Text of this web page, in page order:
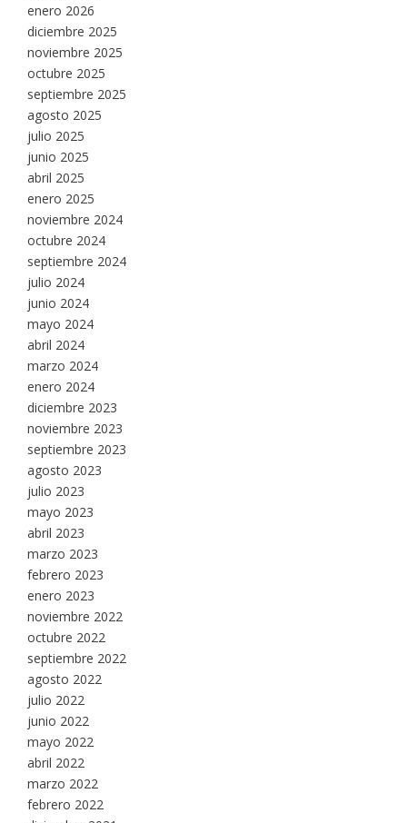
enero 2026
diciembre 2025
noviembre 2025
octubre 2025
septiembre 2025
agosto 2025
julio 2025
junio 2025
abril 2025
enero 2025
noviembre 2024
octubre 2024
septiembre 2024
julio 2024
junio 2024
mayo 2024
abril 2024
marzo 2024
enero 2024
diciembre 2023
noviembre 2023
septiembre 2023
agosto 2023
julio 2023
mayo 2023
abril 2023
marzo 2023
febrero 2023
enero 2023
noviembre 2022
octubre 2022
septiembre 2022
agosto 2022
julio 2022
junio 2022
mayo 2022
abril 2022
marzo 2022
febrero 2022